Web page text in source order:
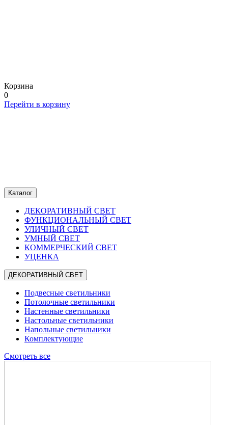
Корзина
0
Перейти в корзину
Каталог
ДЕКОРАТИВНЫЙ СВЕТ
ФУНКЦИОНАЛЬНЫЙ СВЕТ
УЛИЧНЫЙ СВЕТ
УМНЫЙ СВЕТ
КОММЕРЧЕСКИЙ СВЕТ
УЦЕНКА
ДЕКОРАТИВНЫЙ СВЕТ
Подвесные светильники
Потолочные светильники
Настенные светильники
Настольные светильники
Напольные светильники
Комплектующие
Смотреть все